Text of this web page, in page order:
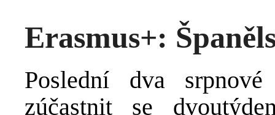
Erasmus+:
Poslední dva
zúčastnit se